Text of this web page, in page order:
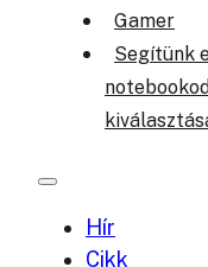
Gamer
Segítünk
notebookod
Hír
Cikk